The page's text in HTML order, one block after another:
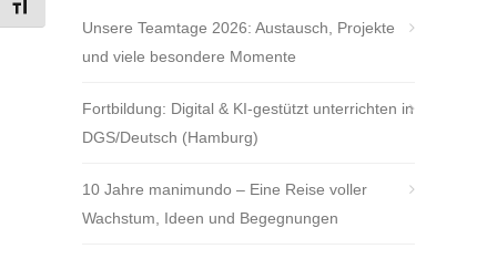
SCHRIFT VERGRÖSSERN
Unsere Teamtage 2026: Austausch, Projekte
und viele besondere Momente
Fortbildung: Digital & KI-gestützt unterrichten in
DGS/Deutsch (Hamburg)
10 Jahre manimundo – Eine Reise voller
Wachstum, Ideen und Begegnungen